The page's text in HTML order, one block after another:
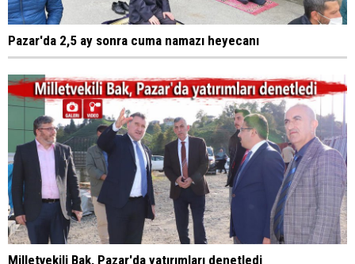
Pazar'da 2,5 ay sonra cuma namazı heyecanı
Milletvekili Bak, Pazar'da yatırımları denetledi